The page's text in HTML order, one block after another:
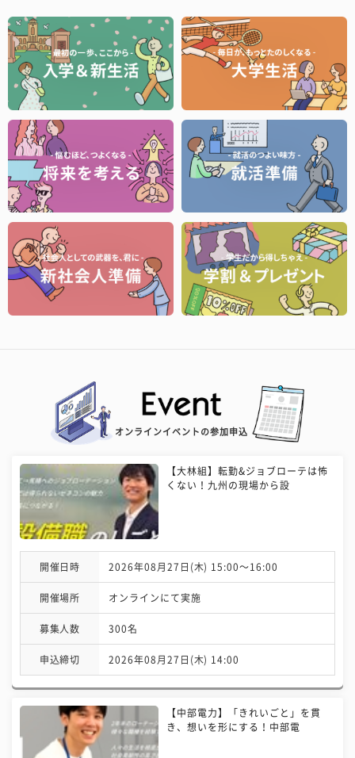
オンラインイベントの参加申込
【大林組】転勤&ジョブローテは怖
くない！九州の現場から設
開催日時 2026年08月27日(木) 15:00〜16:00
開催場所 オンラインにて実施
募集人数 300名
申込締切 2026年08月27日(木) 14:00
【中部電力】「きれいごと」を貫
き、想いを形にする！中部電